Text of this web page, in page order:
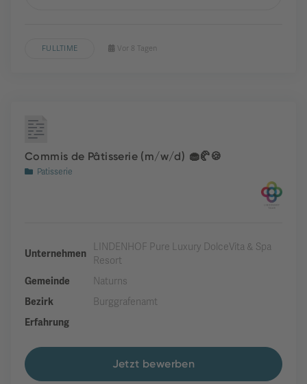
FULLTIME Vor 8 Tagen
Commis de Pâtisserie (m/w/d) 🧁🥐🍪
Patisserie
Unternehmen
LINDENHOF Pure Luxury DolceVita & Spa
Resort
Gemeinde
Naturns
Bezirk
Burggrafenamt
Erfahrung
Jetzt bewerben